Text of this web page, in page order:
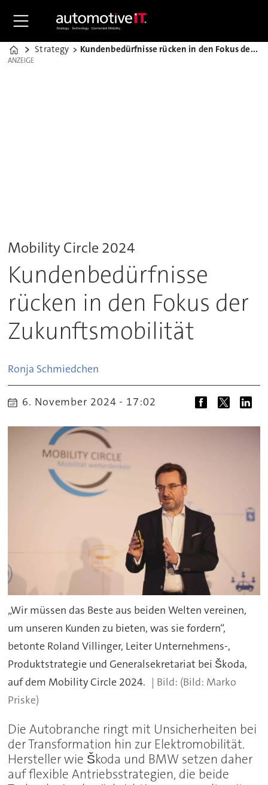
Home
Strategy Kundenbedürfnisse rücken in den Fokus der Zukunftsmobilität
ANZEIGE
ANZEIGE
Mobility Circle 2024
Kundenbedürfnisse
rücken in den Fokus der
Zukunftsmobilität
Ronja Schmiedchen
6. November 2024 - 17:02
„Wir müssen das Beste aus beiden Welten vereinen,
um unseren Kunden zu bieten, was sie fordern“,
betonte Roland Villinger, Leiter Unternehmens-,
Produktstrategie und Generalsekretariat bei Škoda,
auf dem Mobility Circle 2024.
(Bild: Marko
Priske)
Die Autobranche ringt mit Unsicherheiten bei
der Transformation hin zur Elektromobilität.
Hersteller wie Škoda und BMW setzen daher
auf flexible Antriebsstrategien, die beide